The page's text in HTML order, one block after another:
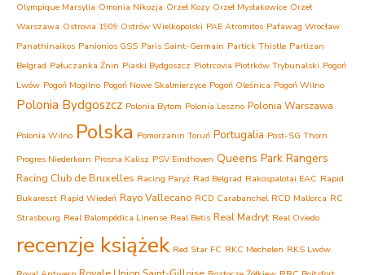
Olympique Marsylia Omonia Nikozja Orzeł Kozy Orzeł Mysłakowice Orzeł
Warszawa Ostrovia 1909 Ostrów Wielkopolski PAE Atromitos Pafawag Wrocław
Panathinaikos Panionios GSS Paris Saint-Germain Partick Thistle Partizan
Belgrad Pałuczanka Żnin Piaski Bydgoszcz Piotrcovia Piotrków Trybunalski Pogoń
Lwów Pogoń Mogilno Pogoń Nowe Skalmierzyce Pogoń Oleśnica Pogoń Wilno
Polonia Bydgoszcz Polonia Bytom Polonia Leszno Polonia Warszawa
Polonia Wilno Polska Pomorzanin Toruń Portugalia Post-SG Thorn
Progres Niederkorn Prosna Kalisz PSV Eindhoven Queens Park Rangers
Racing Club de Bruxelles Racing Paryż Rad Belgrad Rakospalotai EAC Rapid
Bukareszt Rapid Wiedeń Rayo Vallecano RCD Carabanchel RCD Mallorca RC
Strasbourg Real Balompédica Linense Real Betis Real Madryt Real Oviedo
recenzje książek Red Star FC RKC Mechelen RKS Lwów